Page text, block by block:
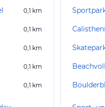
0,1 km
0,1 km
0,1 km
0,1 km
0,1 km